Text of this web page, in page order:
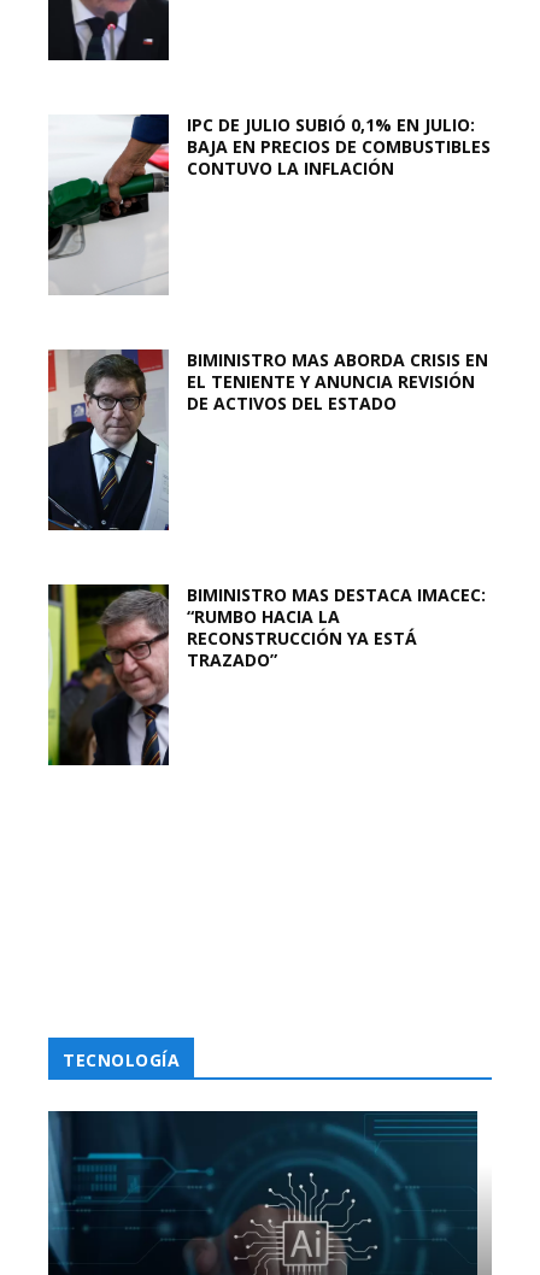
IPC DE JULIO SUBIÓ 0,1% EN JULIO:
BAJA EN PRECIOS DE COMBUSTIBLES
CONTUVO LA INFLACIÓN
BIMINISTRO MAS ABORDA CRISIS EN
EL TENIENTE Y ANUNCIA REVISIÓN
DE ACTIVOS DEL ESTADO
BIMINISTRO MAS DESTACA IMACEC:
“RUMBO HACIA LA
RECONSTRUCCIÓN YA ESTÁ
TRAZADO”
TECNOLOGÍA